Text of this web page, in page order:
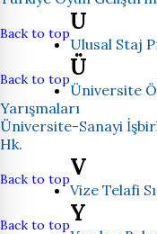
Back to topU
Ulusal Staj
Back to topÜ
Üniversite
Yarışmaları
Üniversite-Sanayi
Hk.
Back to topV
Vize Telafi
Back to topY